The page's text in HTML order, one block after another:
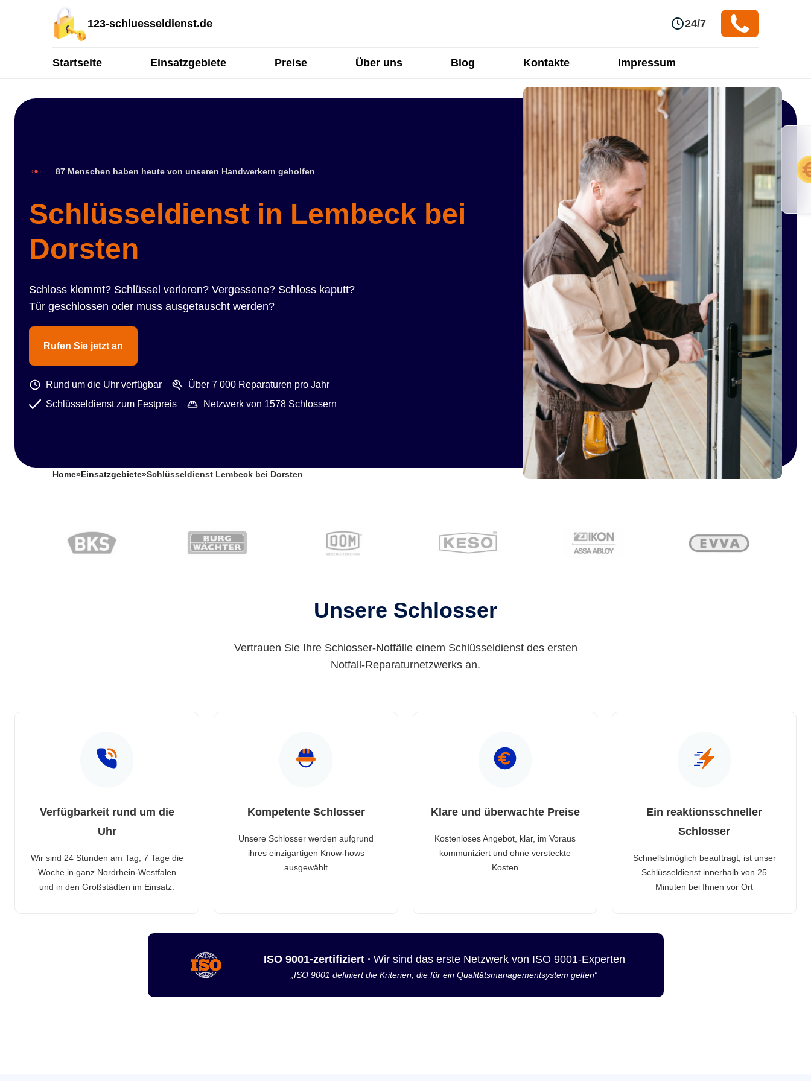
123-schluesseldienst.de 24/7
Startseite Einsatzgebiete Preise Über uns Blog Kontakte Impressum
87 Menschen haben heute von unseren Handwerkern geholfen
Schlüsseldienst in Lembeck bei
Dorsten
Schloss klemmt? Schlüssel verloren? Vergessene? Schloss kaputt?
Tür geschlossen oder muss ausgetauscht werden?
Rufen Sie jetzt an
Rund um die Uhr verfügbar
Über 7 000 Reparaturen pro Jahr
Schlüsseldienst zum Festpreis
Netzwerk von 1578 Schlossern
Home» Einsatzgebiete»Schlüsseldienst Lembeck bei Dorsten
Unsere Schlosser
Vertrauen Sie Ihre Schlosser-Notfälle einem Schlüsseldienst des ersten
Notfall-Reparaturnetzwerks an.
Verfügbarkeit rund um die
Uhr
Wir sind 24 Stunden am Tag, 7 Tage die
Woche in ganz Nordrhein-Westfalen
und in den Großstädten im Einsatz.
Kompetente Schlosser
Unsere Schlosser werden aufgrund
ihres einzigartigen Know-hows
ausgewählt
Klare und überwachte Preise
Kostenloses Angebot, klar, im Voraus
kommuniziert und ohne versteckte
Kosten
Ein reaktionsschneller
Schlosser
Schnellstmöglich beauftragt, ist unser
Schlüsseldienst innerhalb von 25
Minuten bei Ihnen vor Ort
ISO 9001-zertifiziert · Wir sind das erste Netzwerk von ISO 9001-Experten
„ISO 9001 definiert die Kriterien, die für ein Qualitätsmanagementsystem gelten“